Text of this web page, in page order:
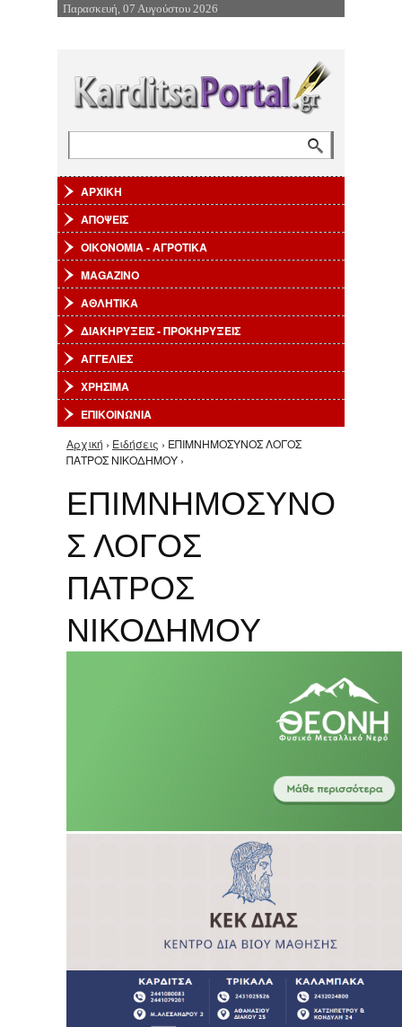
Επιστροφή στην Πλοήγηση
Παρασκευή, 07 Αυγούστου 2026
ΑΡΧΙΚΗ
ΑΠΟΨΕΙΣ
ΟΙΚΟΝΟΜΙΑ - ΑΓΡΟΤΙΚΑ
MAGAZINO
ΑΘΛΗΤΙΚΑ
ΔΙΑΚΗΡΥΞΕΙΣ - ΠΡΟΚΗΡΥΞΕΙΣ
ΑΓΓΕΛΙΕΣ
ΧΡΗΣΙΜΑ
ΕΠΙΚΟΙΝΩΝΙΑ
Είστε εδώ
Αρχική › Ειδήσεις › ΕΠΙΜΝΗΜΟΣΥΝΟΣ ΛΟΓΟΣ
ΠΑΤΡΟΣ ΝΙΚΟΔΗΜΟΥ ›
ΕΠΙΜΝΗΜΟΣΥΝΟ
Σ ΛΟΓΟΣ
ΠΑΤΡΟΣ
ΝΙΚΟΔΗΜΟΥ